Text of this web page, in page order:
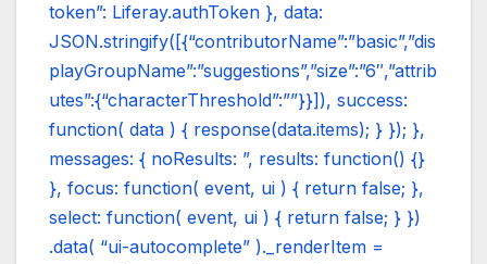
token”: Liferay.authToken }, data:
JSON.stringify([{“contributorName”:”basic”,”dis
playGroupName”:”suggestions”,”size”:”6″,”attrib
utes”:{“characterThreshold”:””}}]), success:
function( data ) { response(data.items); } }); },
messages: { noResults: ”, results: function() {}
}, focus: function( event, ui ) { return false; },
select: function( event, ui ) { return false; } })
.data( “ui-autocomplete” )._renderItem =